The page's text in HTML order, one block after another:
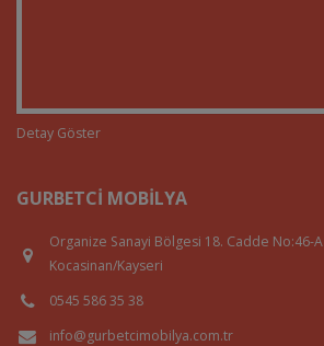
Detay Göster
GURBETCI MOBILYA
Organize Sanayi Bölgesi 18. Cadde No:46-A
Kocasinan/Kayseri
0545 586 35 38
info@gurbetcimobilya.com.tr